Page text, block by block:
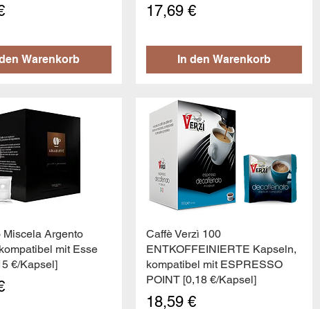
Warenkorb
Preis
17,69 €
In den Warenkorb
Miscela Argento
mit Esse
€/Kapsel]
Schnellansicht
Caffè Verzì 100
ENTKOFFEINIERTE Kapseln,
kompatibel mit ESPRESSO
POINT [0,18 €/Kapsel]
Preis
18,59 €